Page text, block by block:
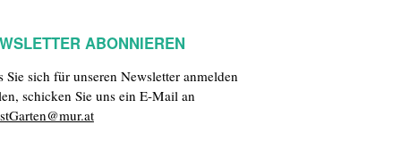
ABONNIEREN
Sie sich für unseren Newsletter anmelden
schicken Sie uns ein E-Mail an